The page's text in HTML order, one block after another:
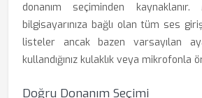
donanım seçiminden
bilgisayarınıza bağlı olan tüm ses
listeler ancak bazen varsayılan
kullandığınız kulaklık veya mikrofonla
Doğru Donanım Seçimi